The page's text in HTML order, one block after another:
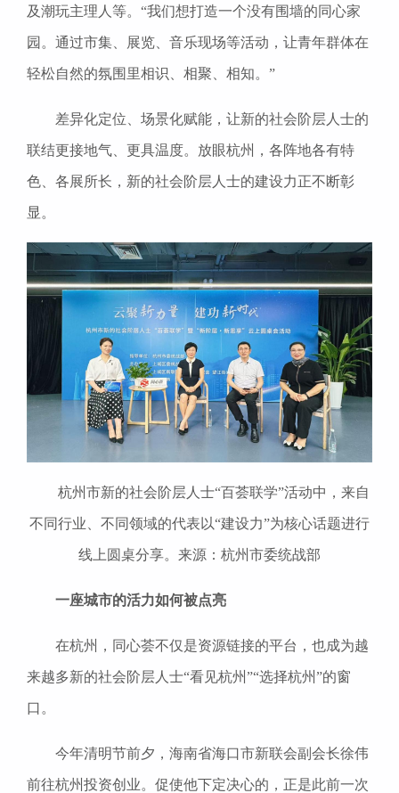
及潮玩主理人等。“我们想打造一个没有围墙的同心家
园。通过市集、展览、音乐现场等活动，让青年群体在
轻松自然的氛围里相识、相聚、相知。”
差异化定位、场景化赋能，让新的社会阶层人士的
联结更接地气、更具温度。放眼杭州，各阵地各有特
色、各展所长，新的社会阶层人士的建设力正不断彰
显。
杭州市新的社会阶层人士“百荟联学”活动中，来自
不同行业、不同领域的代表以“建设力”为核心话题进行
线上圆桌分享。来源：杭州市委统战部
一座城市的活力如何被点亮
在杭州，同心荟不仅是资源链接的平台，也成为越
来越多新的社会阶层人士“看见杭州”“选择杭州”的窗
口。
今年清明节前夕，海南省海口市新联会副会长徐伟
前往杭州投资创业。促使他下定决心的，正是此前一次